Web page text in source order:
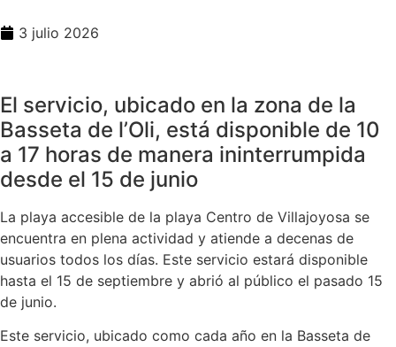
3 julio 2026
El servicio, ubicado en la zona de la
Basseta de l’Oli, está disponible de 10
a 17 horas de manera ininterrumpida
desde el 15 de junio
La playa accesible de la playa Centro de Villajoyosa se
encuentra en plena actividad y atiende a decenas de
usuarios todos los días. Este servicio estará disponible
hasta el 15 de septiembre y abrió al público el pasado 15
de junio.
Este servicio, ubicado como cada año en la Basseta de